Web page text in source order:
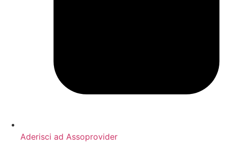
Aderisci ad Assoprovider